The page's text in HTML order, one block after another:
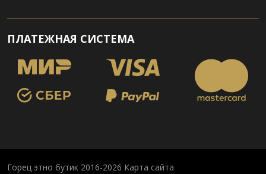
ПЛАТЕЖНАЯ СИСТЕМА
Горец этно бутик 2016-2026 Карта сайта